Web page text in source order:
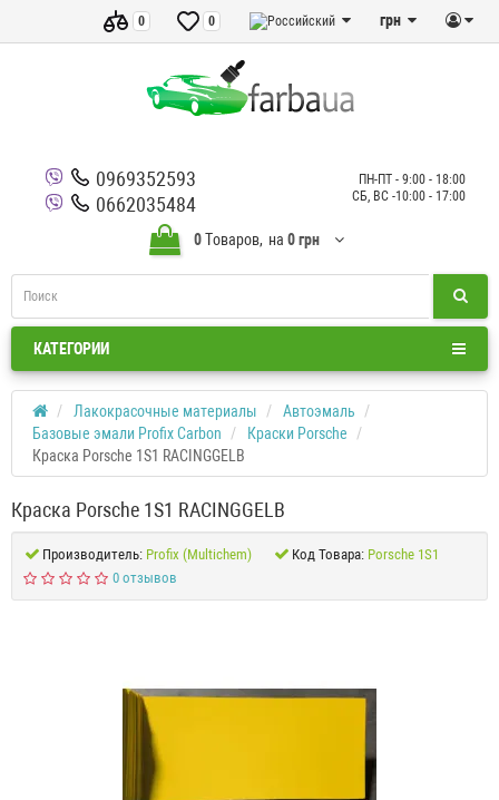
грн
0
0
0969352593
0662035484
ПН-ПТ - 9:00 - 18:00
СБ, ВС -10:00 - 17:00
0Tоваров, на 0 грн
КАТЕГОРИИ
Лакокрасочные материалы
Автоэмаль
Базовые эмали Profix Carbon
Краски Porsche
Краска Porsche 1S1 RACINGGELB
Краска Porsche 1S1 RACINGGELB
Производитель: Profix (Multichem) Код Товара: Porsche 1S1
0 отзывов